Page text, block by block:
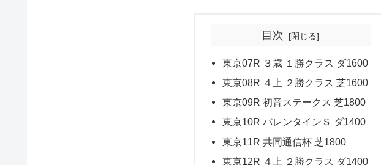
目次
東京07R ３歳 １勝クラス ダ1600
東京08R ４上 ２勝クラス 芝1600
東京09R 初音ステークス 芝1800
東京10R バレンタインＳ ダ1400
東京11R 共同通信杯 芝1800
東京12R ４上 ２勝クラス ダ1400